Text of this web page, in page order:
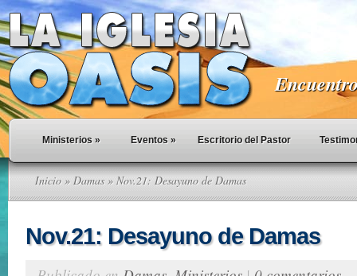
Ministerios » Eventos » Escritorio del Pastor
Inicio » Damas» Nov.21: Desayuno de Damas
Nov.21: Desayuno de Damas